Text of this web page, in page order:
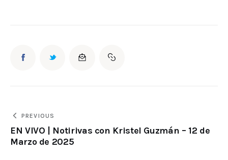
PREVIOUS
EN VIVO | Notirivas con Kristel Guzmán – 12 de
Marzo de 2025